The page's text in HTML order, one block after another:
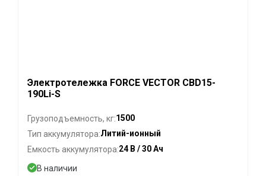
Электротележка FORCE VECTOR CBD15-
190Li-S
Грузоподъемность, кг:1500
Тип аккумулятора:Литий-ионный
Емкость аккумулятора:24 В / 30 Ач
В наличии